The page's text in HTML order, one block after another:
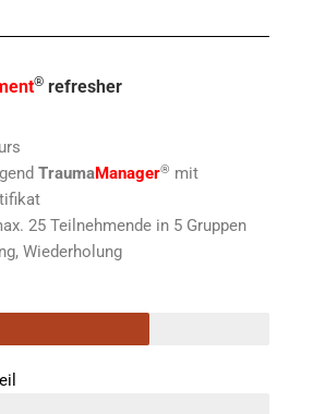
® refresher
TraumaManager® mit
25 Teilnehmende in 5 Gruppen
Wiederholung